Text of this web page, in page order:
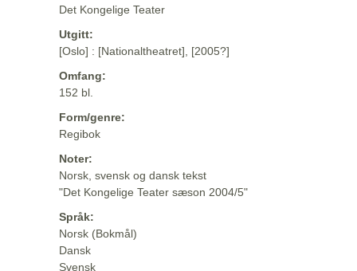
Det Kongelige Teater
Utgitt:
[Oslo] : [Nationaltheatret], [2005?]
Omfang:
152 bl.
Form/genre:
Regibok
Noter:
Norsk, svensk og dansk tekst
"Det Kongelige Teater sæson 2004/5"
Språk:
Norsk (Bokmål)
Dansk
Svensk